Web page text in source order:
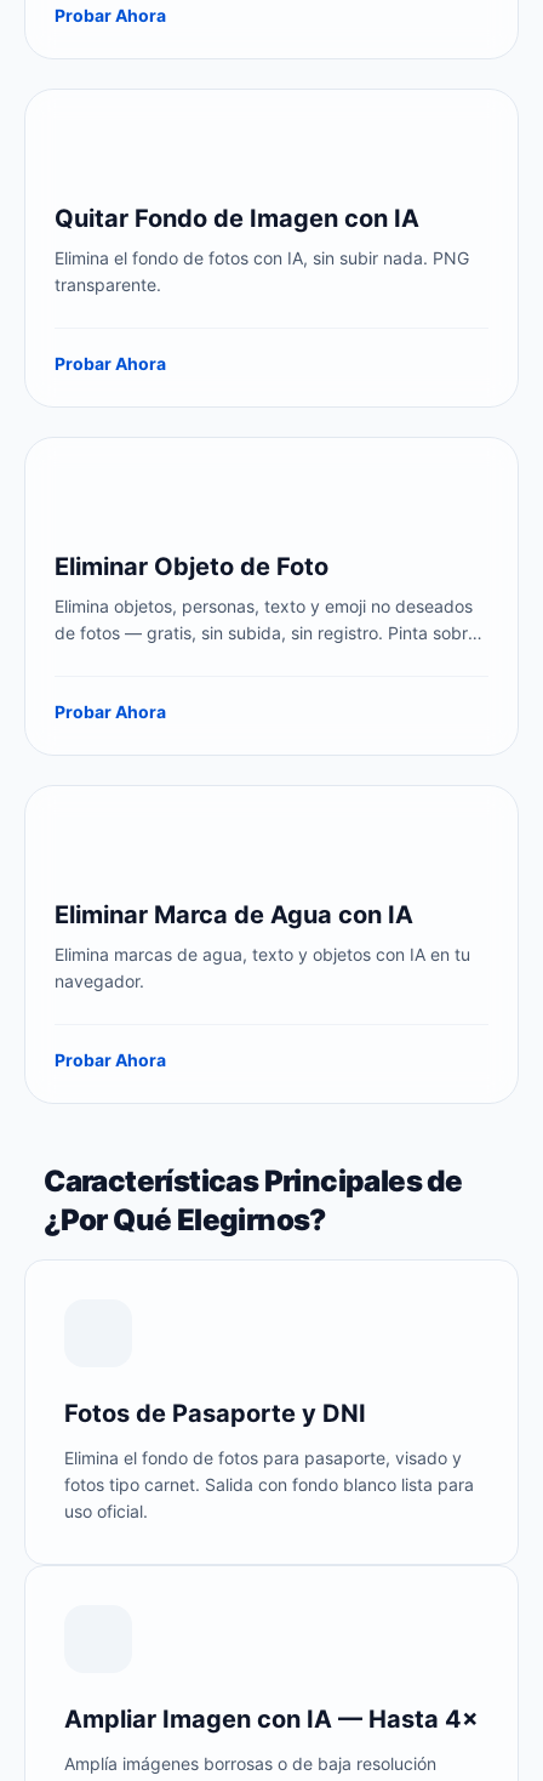
Probar Ahora
Quitar Fondo de Imagen con IA
Elimina el fondo de fotos con IA, sin subir nada. PNG
transparente.
Probar Ahora
Eliminar Objeto de Foto
Elimina objetos, personas, texto y emoji no deseados
de fotos — gratis, sin subida, sin registro. Pinta sobre
objeto de foto nunca fue tan fácil.
Probar Ahora
Eliminar Marca de Agua con IA
Elimina marcas de agua, texto y objetos con IA en tu
navegador.
Probar Ahora
Características Principales de
¿Por Qué Elegirnos?
Fotos de Pasaporte y DNI
Elimina el fondo de fotos para pasaporte, visado y
fotos tipo carnet. Salida con fondo blanco lista para
uso oficial.
Ampliar Imagen con IA — Hasta 4×
Amplía imágenes borrosas o de baja resolución